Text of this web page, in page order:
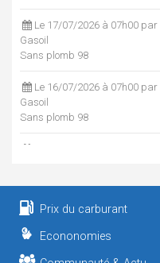
Le 17/07/2026 à 07h00 par
Gasoil
Sans plomb 98
Le 16/07/2026 à 07h00 par
Gasoil
Sans plomb 98
Sans plomb 95
Le 13/07/2026 à 08h22 par
Gasoil
Prix du carburant
Econonomies